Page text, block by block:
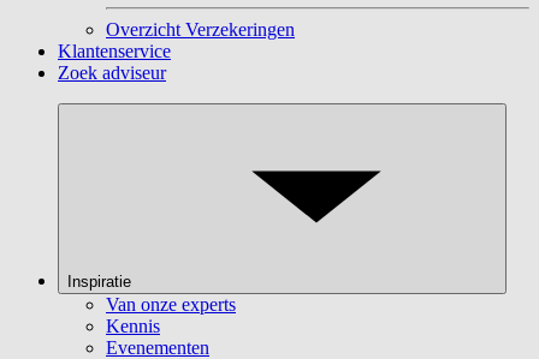
Overzicht Verzekeringen
Klantenservice
Zoek adviseur
Inspiratie
Van onze experts
Kennis
Evenementen